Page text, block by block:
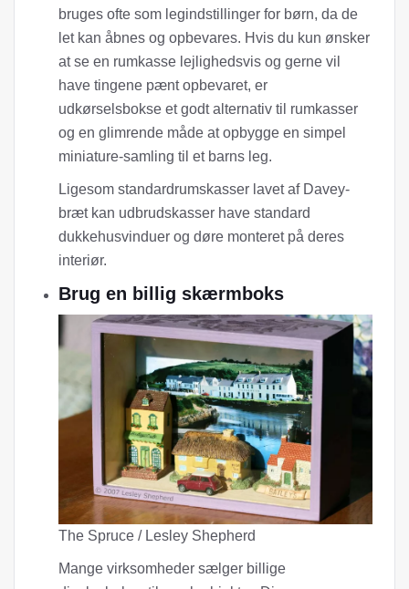
bruges ofte som legindstillinger for børn, da de
let kan åbnes og opbevares. Hvis du kun ønsker
at se en rumkasse lejlighedsvis og gerne vil
have tingene pænt opbevaret, er
udkørselsbokse et godt alternativ til rumkasser
og en glimrende måde at opbygge en simpel
miniature-samling til et barns leg.
Ligesom standardrumskasser lavet af Davey-
bræt kan udbrudskasser have standard
dukkehusvinduer og døre monteret på deres
interiør.
Brug en billig skærmboks
The Spruce / Lesley Shepherd
Mange virksomheder sælger billige